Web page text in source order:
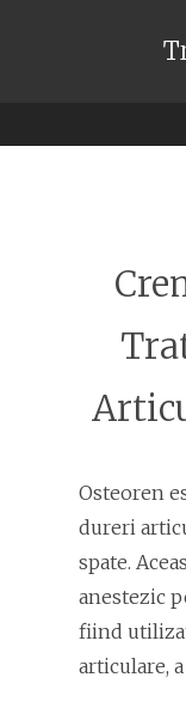
Osteoren
dureri
spate.
anestezic
fiind
articulare,